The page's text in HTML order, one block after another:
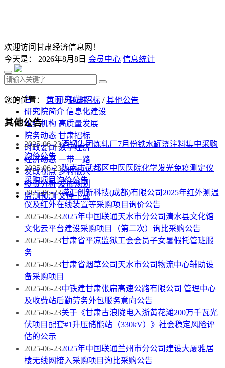
欢迎访问甘肃经济信息网！
今天是： 2026年8月8日 会员中心 信息统计
首 页 研究成果
研究院简介 信息化建设
组织机构 高质量发展
院务动态 甘肃招标
时政要闻 数字经济
经济动态 一带一路
发改视点 乡村振兴
投资分析 发展规划
监测预测 文库下载
您的位置： 首页/甘肃招标 /其他公告
其他公告
2025-06-23酒钢集团炼轧厂7月份铁水罐浇注料集中采购
询价公告
2025-06-23陇南市武都区中医医院化学发光免疫测定仪
采购项目询价公告
2025-06-23嵘汇创新科技(成都)有限公司2025年红外测温
仪及红外在线装置等采购项目询价公告
2025-06-232025年中国联通天水市分公司清水县文化馆
文化云平台建设采购项目（第二次）询比采购公告
2025-06-23甘肃省平凉监狱工会会员子女暑假托管班服
务
2025-06-23甘肃省烟草公司天水市公司物流中心辅助设
备采购项目
2025-06-23中铁建甘肃张扁高速公路有限公司 管理中心
及收费站后勤劳务外包服务意向公告
2025-06-23关于《甘肃古浪陇电入浙黄花滩200万千瓦光
伏项目配套#1升压储能站（330kV）》社会稳定风险评
估的公示
2025-06-232025年中国联通兰州市分公司建设大厦雅居
楼无线网接入采购项目询比采购公告